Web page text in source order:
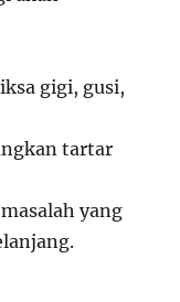
gigi, gusi,
tartar
yang